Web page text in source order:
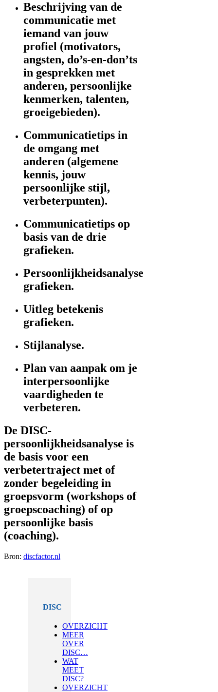
Beschrijving van de
communicatie met
iemand van jouw
profiel (motivators,
angsten, do’s-en-don’ts
in gesprekken met
anderen, persoonlijke
kenmerken, talenten,
groeigebieden).
Communicatietips in
de omgang met
anderen (algemene
kennis, jouw
persoonlijke stijl,
verbeterpunten).
Communicatietips op
basis van de drie
grafieken.
Persoonlijkheidsanalyse
grafieken.
Uitleg betekenis
grafieken.
Stijlanalyse.
Plan van aanpak om je
interpersoonlijke
vaardigheden te
verbeteren.
De DISC-
persoonlijkheidsanalyse is
de basis voor een
verbetertraject met of
zonder begeleiding in
groepsvorm (workshops of
groepscoaching) of op
persoonlijke basis
(coaching).
Bron: discfactor.nl
DISC
OVERZICHT
MEER
OVER
DISC…
WAT
MEET
DISC?
OVERZICHT